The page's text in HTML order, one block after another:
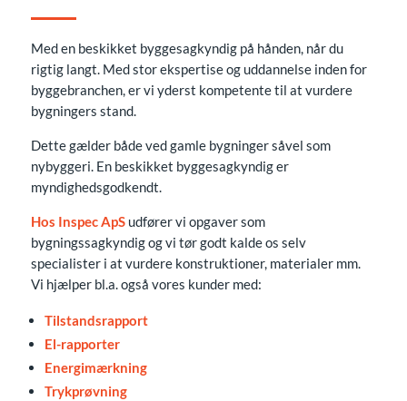
Med en beskikket byggesagkyndig på hånden, når du
rigtig langt. Med stor ekspertise og uddannelse inden for
byggebranchen, er vi yderst kompetente til at vurdere
bygningers stand.
Dette gælder både ved gamle bygninger såvel som
nybyggeri. En beskikket byggesagkyndig er
myndighedsgodkendt.
Hos Inspec ApSudfører vi opgaver som
bygningssagkyndig og vi tør godt kalde os selv
specialister i at vurdere konstruktioner, materialer mm.
Vi hjælper bl.a. også vores kunder med:
Tilstandsrapport
El-rapporter
Energimærkning
Trykprøvning